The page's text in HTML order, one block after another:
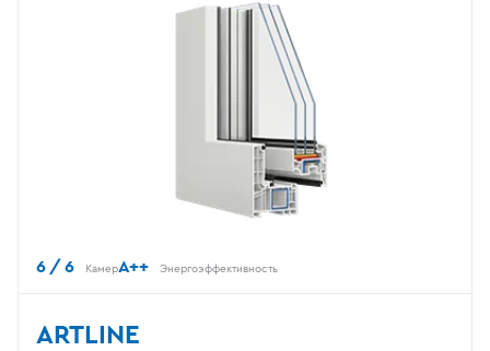
6 / 6 КамерA++ Энергоэффективность
ARTLINE